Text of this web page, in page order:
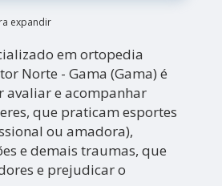
expandir
em ortopedia
Norte - Gama (Gama) é
avaliar e acompanhar
que praticam esportes
ou amadora),
e demais traumas, que
e prejudicar o